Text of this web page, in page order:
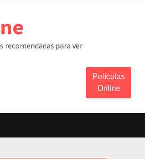
recomendadas para ver
Películas
Online